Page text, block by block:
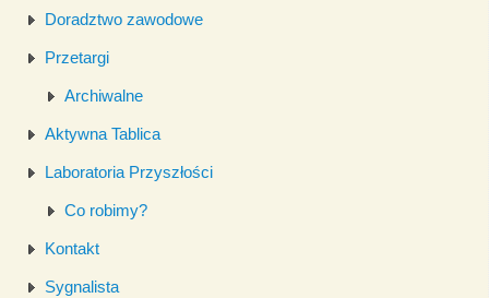
Doradztwo zawodowe
Przetargi
Archiwalne
Aktywna Tablica
Laboratoria Przyszłości
Co robimy?
Kontakt
Sygnalista